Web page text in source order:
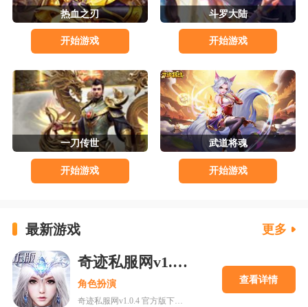
热血之刃
开始游戏
斗罗大陆
开始游戏
一刀传世
开始游戏
武道将魂
开始游戏
最新游戏 更多
奇迹私服网v1.0.4 官方版下载
角色扮演
奇迹私服网v1.0.4 官方版下载是一款经典魔幻系列RPG大型多人在线动作手游，MU世界观强势来袭重现纷争四起的奇迹大陆，五大王国作为勇者诞生的背景屹立在不同的区域。多种族设定让职业选择更加丰富，各有千秋的天赋能力会在战斗中大放异彩，无论是狩猎邪恶势力又或者是征讨对手都有着举足轻重的作用，马上加入一展雄心壮志。
查看详情